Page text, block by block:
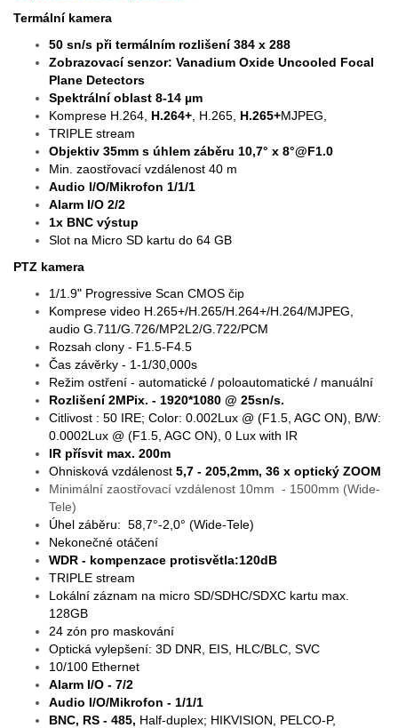
Termální kamera
50 sn/s při termálním rozlišení 384 x 288
Zobrazovací senzor: Vanadium Oxide Uncooled Focal
Plane Detectors
Spektrální oblast 8-14 µm
Komprese H.264, H.264+, H.265, H.265+MJPEG,
TRIPLE stream
Objektiv 35mm s úhlem záběru 10,7° x 8°@F1.0
Min. zaostřovací vzdálenost 40 m
Audio I/O/Mikrofon 1/1/1
Alarm I/O 2/2
1x BNC výstup
Slot na Micro SD kartu do 64 GB
PTZ kamera
1/1.9" Progressive Scan CMOS čip
Komprese video H.265+/H.265/H.264+/H.264/MJPEG,
audio G.711/G.726/MP2L2/G.722/PCM
Rozsah clony - F1.5-F4.5
Čas závěrky - 1-1/30,000s
Režim ostření - automatické / poloautomatické / manuální
Rozlišení 2MPix. - 1920*1080 @ 25sn/s.
Citlivost : 50 IRE; Color: 0.002Lux @ (F1.5, AGC ON), B/W:
0.0002Lux @ (F1.5, AGC ON), 0 Lux with IR
IR přísvit max. 200m
Ohnisková vzdálenost 5,7 - 205,2mm, 36 x optický ZOOM
Minimální zaostřovací vzdálenost 10mm - 1500mm (Wide-
Tele)
Úhel záběru: 58,7°-2,0° (Wide-Tele)
Nekonečné otáčení
WDR - kompenzace protisvětla:120dB
TRIPLE stream
Lokální záznam na micro SD/SDHC/SDXC kartu max.
128GB
24 zón pro maskování
Optická vylepšení: 3D DNR, EIS, HLC/BLC, SVC
10/100 Ethernet
Alarm I/O - 7/2
Audio I/O/Mikrofon - 1/1/1
BNC, RS - 485, Half-duplex; HIKVISION, PELCO-P,